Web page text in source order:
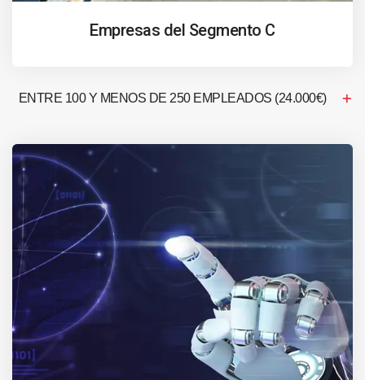
Empresas del Segmento C
ENTRE 100 Y MENOS DE 250 EMPLEADOS (24.000€)